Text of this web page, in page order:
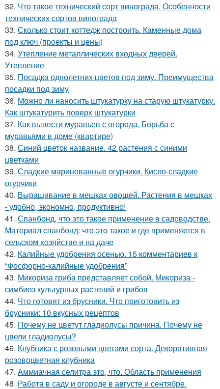
32. Что такое технический сорт винограда. Особенности
технических сортов винограда
33. Сколько стоит коттедж построить. Каменные дома
под ключ (проекты и цены)
34. Утепление металлических входных дверей.
Утепление
35. Посадка однолетних цветов под зиму. Преимущества
посадки под зиму
36. Можно ли наносить штукатурку на старую штукатурку.
Как штукатурить поверх штукатурки
37. Как вывести муравьев с огорода. Борьба с
муравьями в доме (квартире)
38. Синий цветок название. 42 растения с синими
цветками
39. Сладкие маринованные огурчики. Кисло-сладкие
огурчики
40. Выращивание в мешках овощей. Растения в мешках
- удобно, экономно, продуктивно!
41. Спанбонд, что это такое применение в садоводстве.
Материал спанбонд: что это такое и где применяется в
сельском хозяйстве и на даче
42. Калийные удобрения осенью. 15 комментариев к
“Фосфорно-калийные удобрения”
43. Микориза гриба представляет собой. Микориза -
симбиоз культурных растений и грибов
44. Что готовят из брусники. Что приготовить из
брусники: 10 вкусных рецептов
45. Почему не цветут гладиолусы причина. Почему не
цвели гладиолусы?
46. Клубника с розовыми цветами сорта. Декоративная
розовоцветная клубника
47. Аммиачная селитра это, что. Область применения
48. Работа в саду и огороде в августе и сентябре.